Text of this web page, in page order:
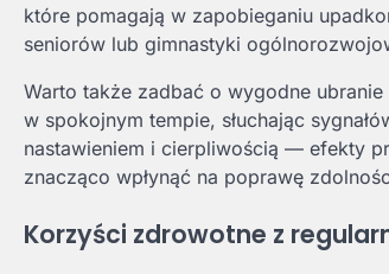
które pomagają w zapobieganiu
seniorów lub gimnastyki
Warto także zadbać o wygodne
w spokojnym tempie, słuchając
nastawieniem i cierpliwością — efekty
znacząco wpłynąć na poprawę
Korzyści zdrowotne z